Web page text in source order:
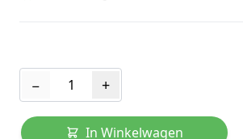
− +
In Winkelwagen